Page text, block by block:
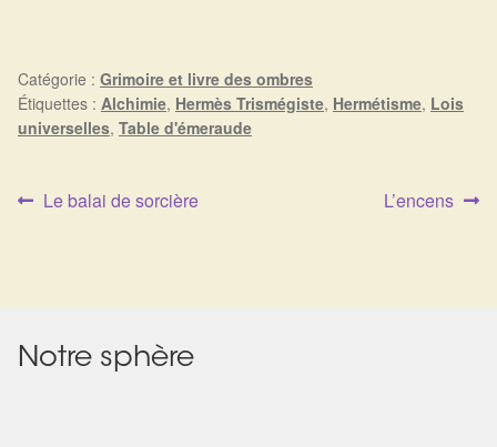
Catégorie : Grimoire et livre des ombres
Étiquettes : Alchimie, Hermès Trismégiste, Hermétisme, Lois
universelles, Table d'émeraude
Navigation
Article
Le balai de sorcière
Article
L’encens
Notre sphère